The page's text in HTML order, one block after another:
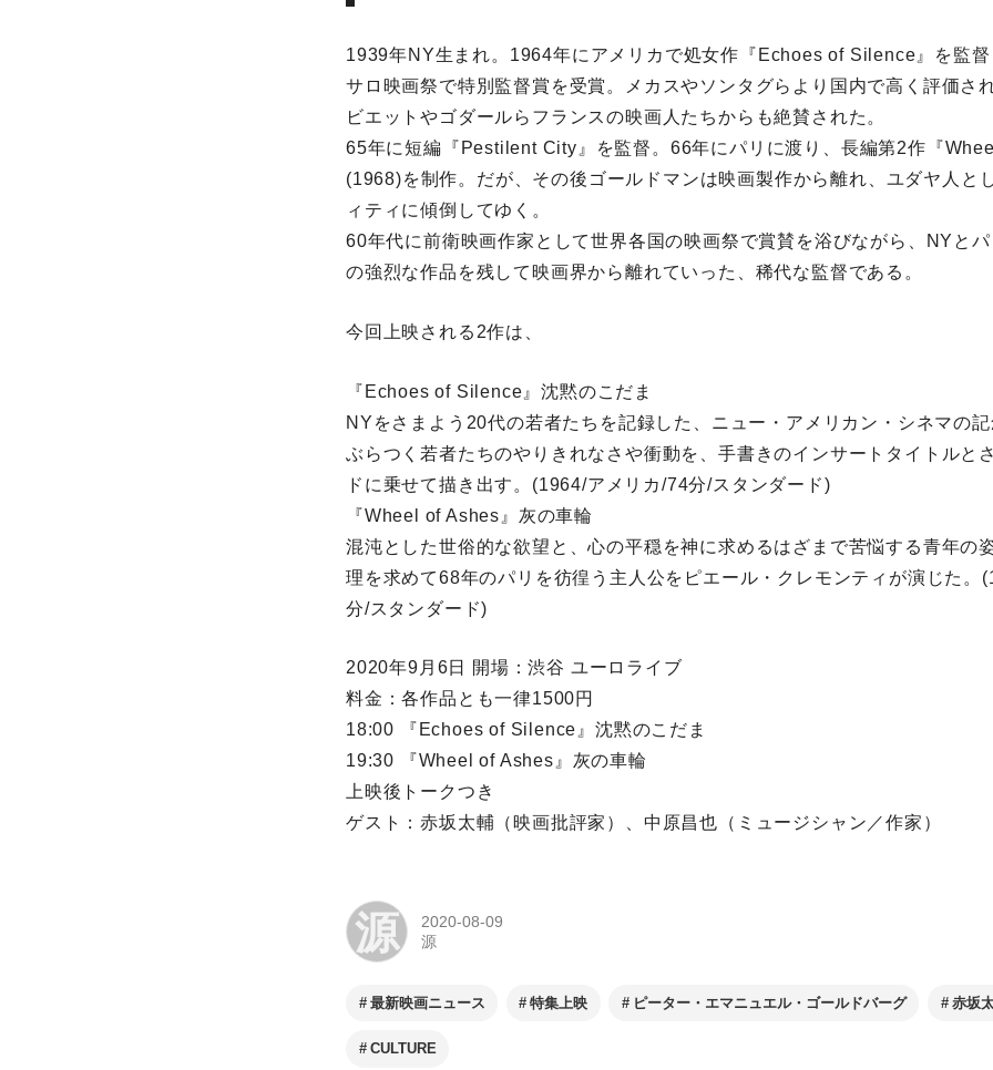
1939年NY生まれ。1964年にアメリカで処女作『Echoes of Silence』を監
サロ映画祭で特別監督賞を受賞。メカスやソンタグらより国内で高く評価さ
ビエットやゴダールらフランスの映画人たちからも絶賛された。
65年に短編『Pestilent City』を監督。66年にパリに渡り、長編第2作『
(1968)を制作。だが、その後ゴールドマンは映画製作から離れ、ユダヤ人と
ィティに傾倒してゆく。
60年代に前衛映画作家として世界各国の映画祭で賞賛を浴びながら、NYと
の強烈な作品を残して映画界から離れていった、稀代な監督である。
今回上映される2作は、
『Echoes of Silence』沈黙のこだま
NYをさまよう20代の若者たちを記録した、ニュー・アメリカン・シネマの
ぶらつく若者たちのやりきれなさや衝動を、手書きのインサートタイトルと
ドに乗せて描き出す。(1964/アメリカ/74分/スタンダード)
『Wheel of Ashes』灰の車輪
混沌とした世俗的な欲望と、心の平穏を神に求めるはざまで苦悩する青年の
理を求めて68年のパリを彷徨う主人公をピエール・クレモンティが演じた。
分/スタンダード)
2020年9月6日 開場：渋谷 ユーロライブ
料金：各作品とも一律1500円
18:00 『Echoes of Silence』沈黙のこだま
19:30 『Wheel of Ashes』灰の車輪
上映後トークつき
ゲスト：赤坂太輔（映画批評家）、中原昌也（ミュージシャン／作家）
源
2020-08-09
源
最新映画ニュース 特集上映 ピーター・エマニュエル・ゴールドバーグ 赤坂
CULTURE